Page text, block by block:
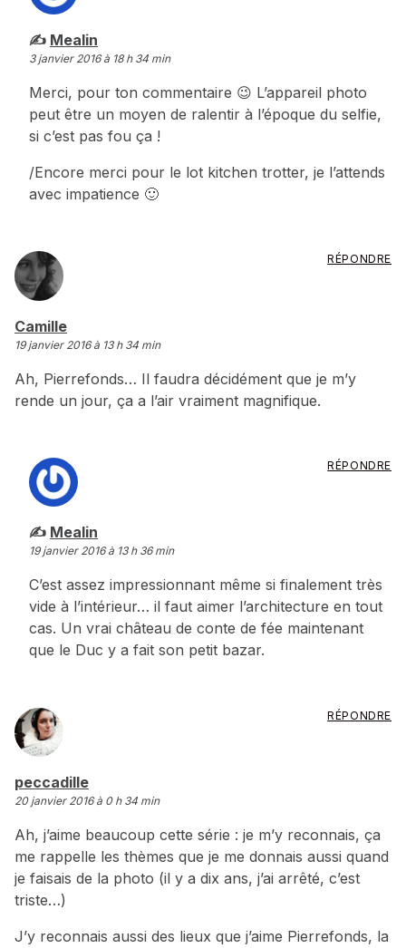
Mealin
3 janvier 2016 à 18 h 34 min
Merci, pour ton commentaire 😉 L’appareil photo
peut être un moyen de ralentir à l’époque du selfie,
si c’est pas fou ça !
/Encore merci pour le lot kitchen trotter, je l’attends
avec impatience 🙂
Camille
19 janvier 2016 à 13 h 34 min
Ah, Pierrefonds… Il faudra décidément que je m’y
rende un jour, ça a l’air vraiment magnifique.
RÉPONDRE
Mealin
19 janvier 2016 à 13 h 36 min
C’est assez impressionnant même si finalement très
vide à l’intérieur… il faut aimer l’architecture en tout
cas. Un vrai château de conte de fée maintenant
que le Duc y a fait son petit bazar.
RÉPONDRE
peccadille
20 janvier 2016 à 0 h 34 min
Ah, j’aime beaucoup cette série : je m’y reconnais, ça
me rappelle les thèmes que je me donnais aussi quand
je faisais de la photo (il y a dix ans, j’ai arrêté, c’est
triste…)
J’y reconnais aussi des lieux que j’aime Pierrefonds, la
RÉPONDRE